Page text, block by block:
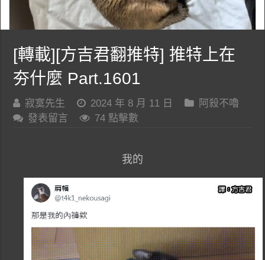
[轉載][方吉君翻推特] 推特上在
夯什麼 Part.1601
寂寞先生 2024 年 8 月 11 日
阿殺不嚕
發表留言
74 點擊數
我的